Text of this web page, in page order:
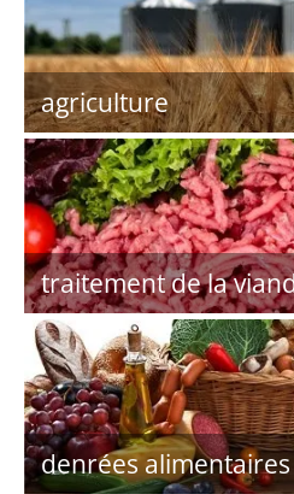
agriculture
traitement de la
denrées alimentaires